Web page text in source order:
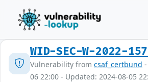
WID-SEC-W-2022-
Vulnerability from csaf_certbund
06 22:00 - Updated: 2024-08-05